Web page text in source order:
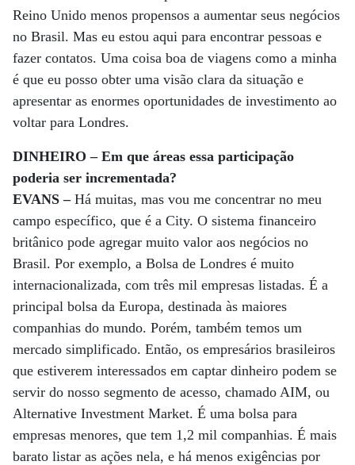
Reino Unido menos propensos a aumentar seus negócios
no Brasil. Mas eu estou aqui para encontrar pessoas e
fazer contatos. Uma coisa boa de viagens como a minha
é que eu posso obter uma visão clara da situação e
apresentar as enormes oportunidades de investimento ao
voltar para Londres.
DINHEIRO – Em que áreas essa participação
poderia ser incrementada?
EVANS –Há muitas, mas vou me concentrar no meu
campo específico, que é a City. O sistema financeiro
britânico pode agregar muito valor aos negócios no
Brasil. Por exemplo, a Bolsa de Londres é muito
internacionalizada, com três mil empresas listadas. É a
principal bolsa da Europa, destinada às maiores
companhias do mundo. Porém, também temos um
mercado simplificado. Então, os empresários brasileiros
que estiverem interessados em captar dinheiro podem se
servir do nosso segmento de acesso, chamado AIM, ou
Alternative Investment Market. É uma bolsa para
empresas menores, que tem 1,2 mil companhias. É mais
barato listar as ações nela, e há menos exigências por